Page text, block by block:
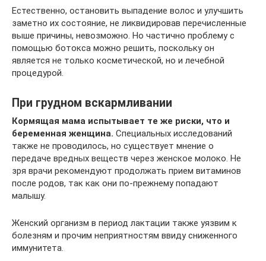
Естественно, остановить выпадение волос и улучшить
заметно их состояние, не ликвидировав перечисленные
выше причины, невозможно. Но частично проблему с
помощью ботокса можно решить, поскольку он
является не только косметической, но и лечебной
процедурой.
При грудном вскармливании
Кормящая мама испытывает те же риски, что и
беременная женщина. Специальных исследований
также не проводилось, но существует мнение о
передаче вредных веществ через женское молоко. Не
зря врачи рекомендуют продолжать прием витаминов
после родов, так как они по-прежнему попадают
малышу.
Женский организм в период лактации также уязвим к
болезням и прочим неприятностям ввиду сниженного
иммунитета.